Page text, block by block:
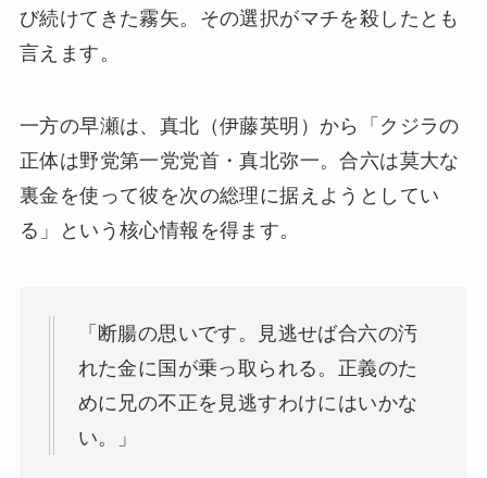
び続けてきた霧矢。その選択がマチを殺したとも
言えます。
一方の早瀬は、真北（伊藤英明）から「クジラの
正体は野党第一党党首・真北弥一。合六は莫大な
裏金を使って彼を次の総理に据えようとしてい
る」という核心情報を得ます。
「断腸の思いです。見逃せば合六の汚
れた金に国が乗っ取られる。正義のた
めに兄の不正を見逃すわけにはいかな
い。」